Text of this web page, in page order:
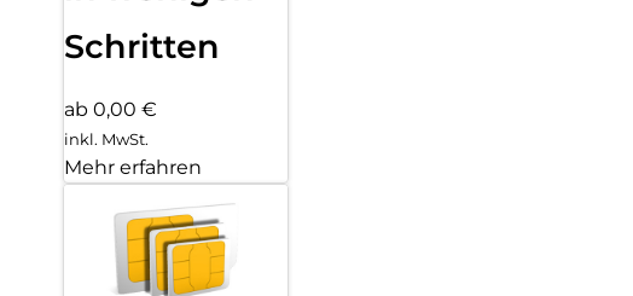
Schritten
ab 0,00 €
inkl. MwSt.
Mehr erfahren